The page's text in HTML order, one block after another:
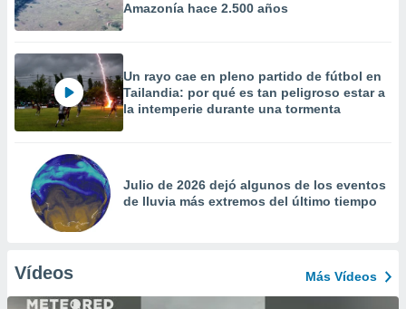
Amazonía hace 2.500 años
Un rayo cae en pleno partido de fútbol en
Tailandia: por qué es tan peligroso estar a
la intemperie durante una tormenta
Julio de 2026 dejó algunos de los eventos
de lluvia más extremos del último tiempo
Vídeos Más Vídeos